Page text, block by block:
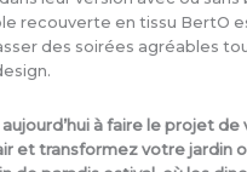
recouverte en tissu BertO
des soirées agréables
à faire le projet de
et transformez votre jardin